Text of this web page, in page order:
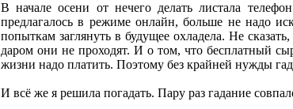
В начале осени от нечего делать листала
предлагалось в режиме онлайн, больше не надо
попыткам заглянуть в будущее охладела. Не
даром они не проходят. И о том, что бесплатный
жизни надо платить. Поэтому без крайней нужды
И всё же я решила погадать. Пару раз гадание